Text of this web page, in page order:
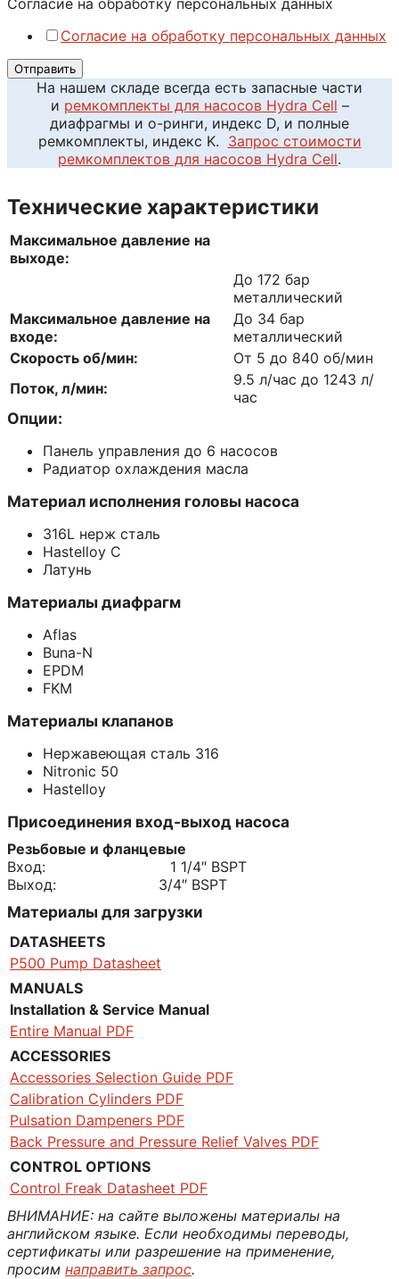
Согласие на обработку персональных данных
Отправить
На нашем складе всегда есть запасные части
и ремкомплекты для насосов Hydra Cell –
диафрагмы и о-ринги, индекс D, и полные
ремкомплекты, индекс K. Запрос стоимости
ремкомплектов для насосов Hydra Cell.
Технические характеристики
Максимальное давление на
выходе:
До 172 бар
металлический
Максимальное давление на
входе:
До 34 бар
металлический
Скорость об/мин:
От 5 до 840 об/мин
Поток, л/мин:
9.5 л/час до 1243 л/
час
Опции:
Панель управления до 6 насосов
Радиатор охлаждения масла
Материал исполнения головы насоса
316L нерж сталь
Hastelloy C
Латунь
Материалы диафрагм
Aflas
Buna-N
EPDM
FKM
Материалы клапанов
Нержавеющая сталь 316
Nitronic 50
Hastelloy
Присоединения вход-выход насоса
Резьбовые и фланцевые
Вход: 1 1/4″ BSPT
Выход: 3/4″ BSPT
Материалы для загрузки
DATASHEETS
P500 Pump Datasheet
MANUALS
Installation & Service Manual
Entire Manual PDF
ACCESSORIES
Accessories Selection Guide PDF
Calibration Cylinders PDF
Pulsation Dampeners PDF
Back Pressure and Pressure Relief Valves PDF
CONTROL OPTIONS
Control Freak Datasheet PDF
ВНИМАНИЕ: на сайте выложены материалы на
английском языке. Если необходимы переводы,
сертификаты или разрешение на применение,
просим направить запрос.